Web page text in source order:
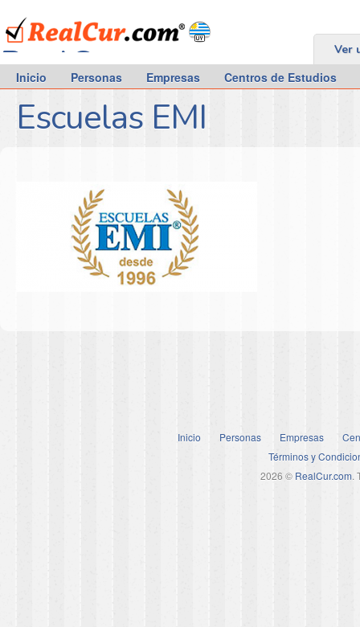
RealCur.com Ver
Inicio Personas Empresas Centros de Estudios
Escuelas EMI
Inicio Personas Empresas
Términos y
2026 © RealCur.com.